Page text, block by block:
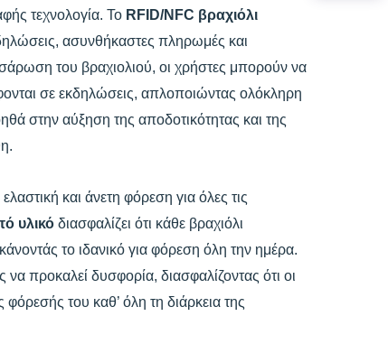
τεχνολογία. Το RFID/NFC βραχιόλι
ασυνθήκαστες πληρωμές και
του βραχιολιού, οι χρήστες μπορούν να
σε εκδηλώσεις, απλοποιώντας ολόκληρη
στην αύξηση της αποδοτικότητας και της
και άνετη φόρεση για όλες τις
υλικό διασφαλίζει ότι κάθε βραχιόλι
το ιδανικό για φόρεση όλη την ημέρα.
προκαλεί δυσφορία, διασφαλίζοντας ότι οι
φόρεσής του καθ’ όλη τη διάρκεια της